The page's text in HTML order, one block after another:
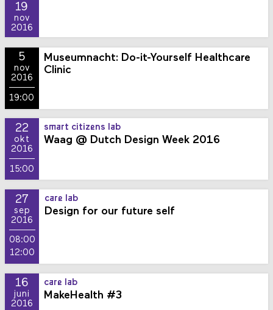
19
nov
2016
5
nov
2016
19:00
Museumnacht: Do-it-Yourself Healthcare
Clinic
22
okt
2016
15:00
smart citizens lab
Waag @ Dutch Design Week 2016
27
sep
2016
08:00
12:00
care lab
Design for our future self
16
juni
2016
care lab
MakeHealth #3